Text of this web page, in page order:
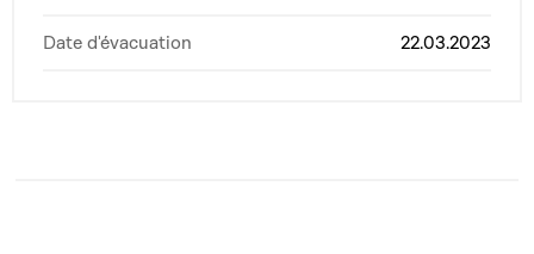
Date d'évacuation 22.03.2023